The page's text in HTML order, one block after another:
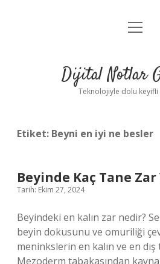
Anasayfa
Yasal Uyarı
menüyü
Dijital Notlar
Teknolojiyle dolu keyifli
Etiket: Beyni en iyi ne besler
Beyinde Kaç Tane Zar
Tarih: Ekim 27, 2024
Beyindeki en kalın zar nedir?
beyin dokusunu ve omuriliği
meninkslerin en kalın ve en dış
Mezoderm tabakasından